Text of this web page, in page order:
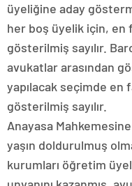
üyeliğine aday
her boş üyelik için, en
gösterilmiş sayılır.
avukatlar arasından
yapılacak seçimde en
gösterilmiş sayılır.
Anayasa
yaşın doldurulmuş
kurumları öğretim